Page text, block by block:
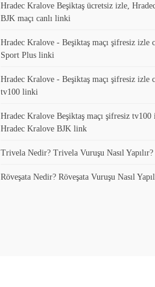
Hradec Kralove Beşiktaş ücretsiz izle,
BJK maçı canlı linki
Hradec Kralove - Beşiktaş maçı şifresiz izle
Sport Plus linki
Hradec Kralove - Beşiktaş maçı şifresiz izle
tv100 linki
Hradec Kralove Beşiktaş maçı şifresiz tv100
Hradec Kralove BJK link
Trivela Nedir? Trivela Vuruşu Nasıl Yapılır?
Röveşata Nedir? Röveşata Vuruşu Nasıl